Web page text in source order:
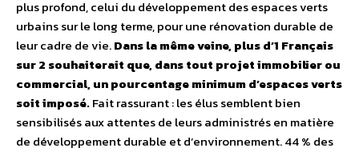
plus profond, celui du développement des espaces verts
urbains sur le long terme, pour une rénovation durable de
leur cadre de vie.Dans la même veine, plus d’1 Français
sur 2 souhaiterait que, dans tout projet immobilier ou
commercial, un pourcentage minimum d’espaces verts
soit imposé.Fait rassurant : les élus semblent bien
sensibilisés aux attentes de leurs administrés en matière
de développement durable et d’environnement. 44 % des